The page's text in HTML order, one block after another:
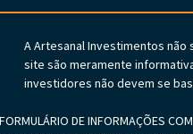
A Artesanal Investimentos
site são meramente
investidores não devem se
DE INFORMAÇÕES